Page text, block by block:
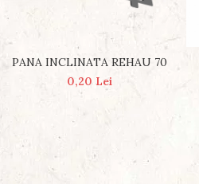
PANA INCLINATA REHAU 70
0,20 Lei